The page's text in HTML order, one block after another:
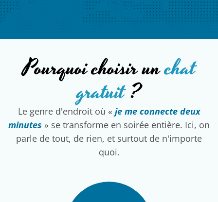
Chat gratuit sans
inscription
Tchat gratuit en
ligne
gratuitement sans inscription